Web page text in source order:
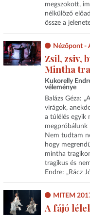
megszokott,
nélkülöző
össze a
Nézőpont -
Zsil, zsiv,
Mintha
Kukorelly
véleménye
Balázs Géza:
virágok,
a túlélés egyik
megpróbálunk
Nem tudtam
hogy
mintha
tragikus és
Endre: „Rácz
MITEM
A fájó